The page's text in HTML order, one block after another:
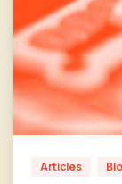
Articles